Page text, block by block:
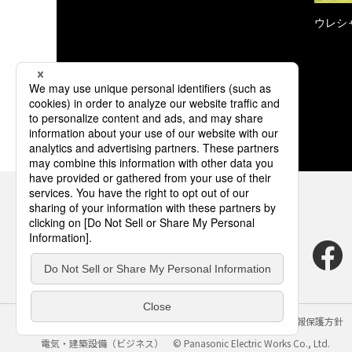
ウレシ
サイトのご利用にあたって クッキーポリシー
個人情報保護方針
電気・建築設備（ビジネス）
© Panasonic Electric Works Co., Ltd.